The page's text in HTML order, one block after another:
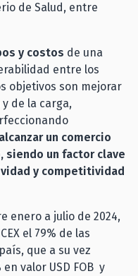
de Salud, entre
y costos de una
entre los
objetivos son mejorar
de la carga,
un comercio
un factor clave
y competitividad
enero a julio de 2024,
el 79% de las
que a su vez
valor USD FOB y